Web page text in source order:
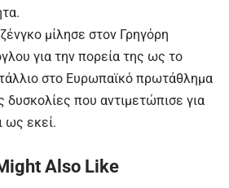
μίλησε στον Γρηγόρη
για την πορεία της ως το
στο Ευρωπαϊκό πρωτάθλημα
δυσκολίες που αντιμετώπισε για
ως εκεί.
Also Like